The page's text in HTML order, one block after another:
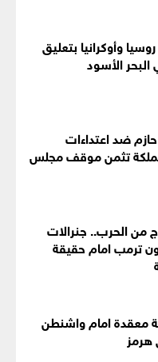
وأوكرانيا بتعليق
الأسود
ضد اعتداءات
تثمن موقف مجلس
من الحرب.. جنرالات
ترمب امام حقيقة
معقدة امام واشنطن